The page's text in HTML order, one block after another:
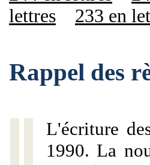
lettres
233 en
Rappel des
L'écriture
1990. La